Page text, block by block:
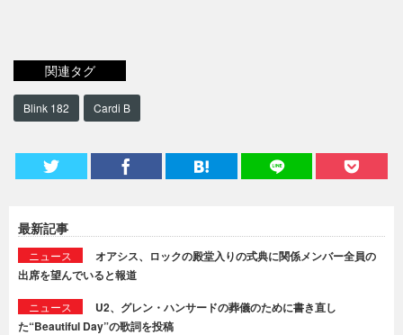
関連タグ
Blink 182 Cardi B
最新記事
ニュース
オアシス、ロックの殿堂入りの式典に関係メンバー全員の
出席を望んでいると報道
ニュース
U2、グレン・ハンサードの葬儀のために書き直し
た“Beautiful Day”の歌詞を投稿